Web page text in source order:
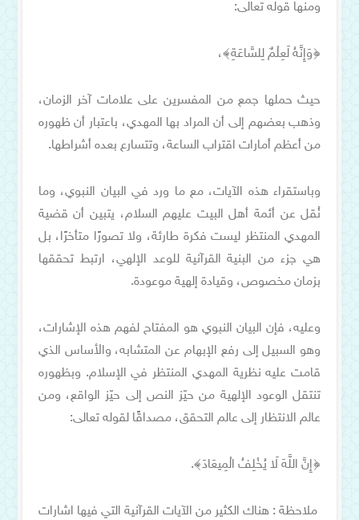
ومنها قوله تعالى:
﴿وَإِنَّهُ لَعِلْمٌ لِلسَّاعَةِ﴾،
حيث حملها جمع من المفسرين على علامات آخر الزمان،
وذهب بعضهم إلى أن المراد بها المهدي، باعتبار أن ظهوره
من أعظم أمارات اقتراب الساعة، وتتسارع بعده أشراطها.
وباستقراء هذه الآيات، مع ما ورد في البيان النبوي، وما
نُقل عن أئمة أهل البيت عليهم السلام، يتبين أن قضية
المهدي المنتظر ليست فكرة طارئة، ولا تصورًا متأخرًا، بل
هي جزء من البنية القرآنية للوعد الإلهي، ارتبط تحققها
بزمان مخصوص، وقيادة إلهية موعودة.
وعليه، فإن البيان النبوي هو المفتاح لفهم هذه الإشارات،
وهو السبيل إلى رفع الإبهام عن المتشابه، والأساس الذي
قامت عليه نظرية المهدي المنتظر في الإسلام. وبظهوره
تنتقل الوعود الإلهية من حيّز النص إلى حيّز الواقع، ومن
عالم الانتظار إلى عالم التحقق، مصداقًا لقوله تعالى:
﴿إِنَّ اللَّهَ لَا يُخْلِفُ الْمِيعَادَ﴾.
ملاحظة : هناك الكثير من الآيات القرآنية التي فيها اشارات